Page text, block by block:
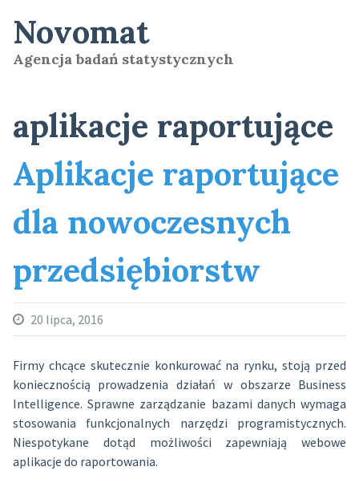
content
Novomat
Agencja badań statystycznych
aplikacje raportujące
Aplikacje raportujące
dla nowoczesnych
przedsiębiorstw
20 lipca, 2016
Firmy chcące skutecznie konkurować na rynku, stoją przed
koniecznością prowadzenia działań w obszarze Business
Intelligence. Sprawne zarządzanie bazami danych wymaga
stosowania funkcjonalnych narzędzi programistycznych.
Niespotykane dotąd możliwości zapewniają webowe
aplikacje do raportowania.